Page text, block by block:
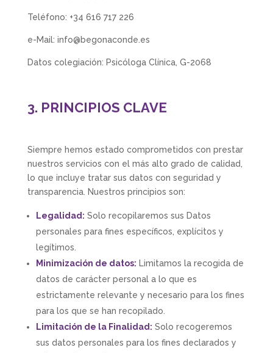
Teléfono: +34 616 717 226
e-Mail: info@begonaconde.es
Datos colegiación: Psicóloga Clínica, G-2068
3. PRINCIPIOS CLAVE
Siempre hemos estado comprometidos con prestar
nuestros servicios con el más alto grado de calidad,
lo que incluye tratar sus datos con seguridad y
transparencia. Nuestros principios son:
Legalidad: Solo recopilaremos sus Datos
personales para fines específicos, explícitos y
legítimos.
Minimización de datos: Limitamos la recogida de
datos de carácter personal a lo que es
estrictamente relevante y necesario para los fines
para los que se han recopilado.
Limitación de la Finalidad: Solo recogeremos
sus datos personales para los fines declarados y